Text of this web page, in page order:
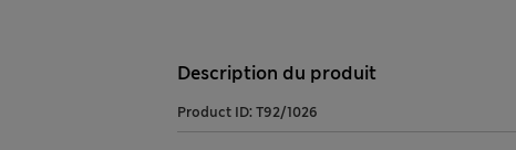
Description du produit
Product ID: T92/1026